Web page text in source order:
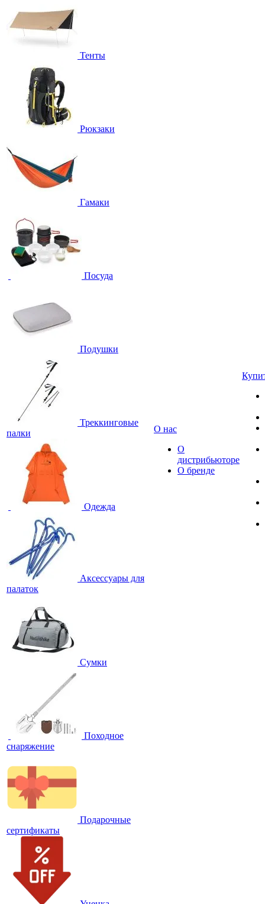
Тенты
Рюкзаки
Гамаки
Посуда
Подушки
Треккинговые
палки
Одежда
Аксессуары для
палаток
Сумки
Походное
снаряжение
Подарочные
сертификаты
О нас
О
дистрибьюторе
О бренде